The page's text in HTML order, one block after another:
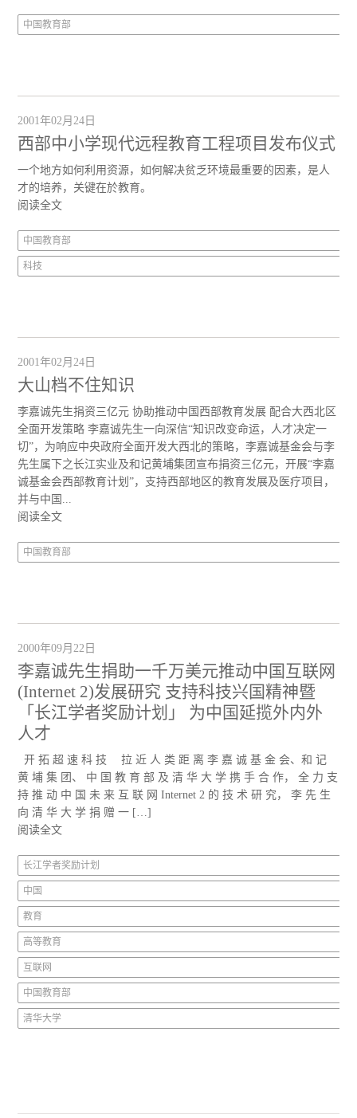
中国教育部
2001年02月24日
西部中小学现代远程教育工程项目发布仪式
一个地方如何利用资源，如何解决贫乏环境最重要的因素，是人
才的培养，关键在於教育。
阅读全文
中国教育部
科技
2001年02月24日
大山档不住知识
李嘉诚先生捐资三亿元 协助推动中国西部教育发展 配合大西北区
全面开发策略 李嘉诚先生一向深信“知识改变命运，人才决定一
切”，为响应中央政府全面开发大西北的策略，李嘉诚基金会与李
先生属下之长江实业及和记黄埔集团宣布捐资三亿元，开展“李嘉
诚基金会西部教育计划”，支持西部地区的教育发展及医疗项目，
并与中国...
阅读全文
中国教育部
2000年09月22日
李嘉诚先生捐助一千万美元推动中国互联网
(Internet 2)发展研究 支持科技兴国精神暨
「长江学者奖励计划」 为中国延揽外内外
人才
开 拓 超 速 科 技 拉 近 人 类 距 离 李 嘉 诚 基 金 会、和 记
黄 埔 集 团、 中 国 教 育 部 及 清 华 大 学 携 手 合 作， 全 力 支
持 推 动 中 国 未 来 互 联 网 Internet 2 的 技 术 研 究， 李 先 生
向 清 华 大 学 捐 赠 一 […]
阅读全文
长江学者奖励计划
中国
教育
高等教育
互联网
中国教育部
清华大学